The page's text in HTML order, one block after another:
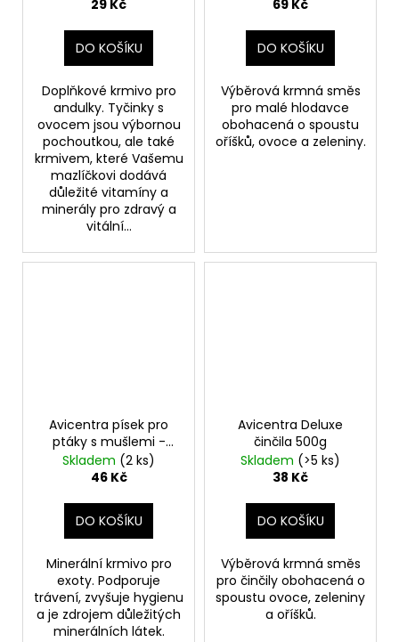
29 Kč
DO KOŠÍKU
Doplňkové krmivo pro
andulky. Tyčinky s
ovocem jsou výbornou
pochoutkou, ale také
krmivem, které Vašemu
mazlíčkovi dodává
důležité vitamíny a
minerály pro zdravý a
vitální...
69 Kč
DO KOŠÍKU
Výběrová krmná směs
pro malé hlodavce
obohacená o spoustu
oříšků, ovoce a zeleniny.
Avicentra písek pro
ptáky s mušlemi -
1,5kg kyblík
Skladem (2 ks)
46 Kč
DO KOŠÍKU
Minerální krmivo pro
exoty. Podporuje
trávení, zvyšuje hygienu
a je zdrojem důležitých
minerálních látek.
Avicentra Deluxe
činčila 500g
Skladem (>5 ks)
38 Kč
DO KOŠÍKU
Výběrová krmná směs
pro činčily obohacená o
spoustu ovoce, zeleniny
a oříšků.